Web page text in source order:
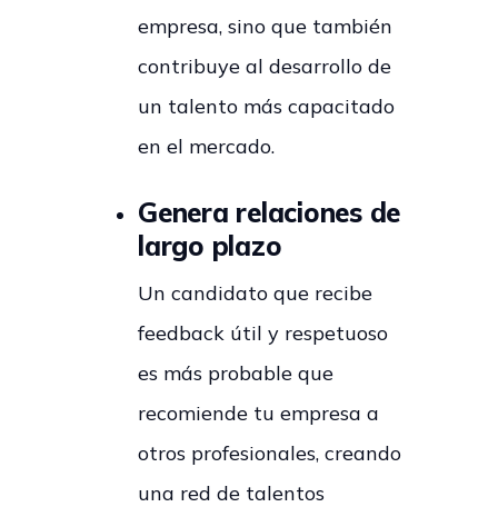
empresa, sino que también
contribuye al desarrollo de
un talento más capacitado
en el mercado.
Genera relaciones de
largo plazo
Un candidato que recibe
feedback útil y respetuoso
es más probable que
recomiende tu empresa a
otros profesionales, creando
una red de talentos